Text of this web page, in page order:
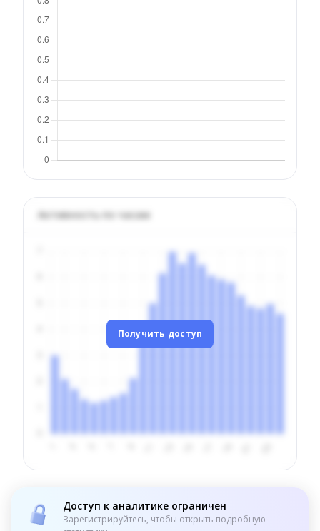
Активность по часам
Получить доступ
Доступ к аналитике ограничен
Зарегистрируйтесь, чтобы открыть подробную